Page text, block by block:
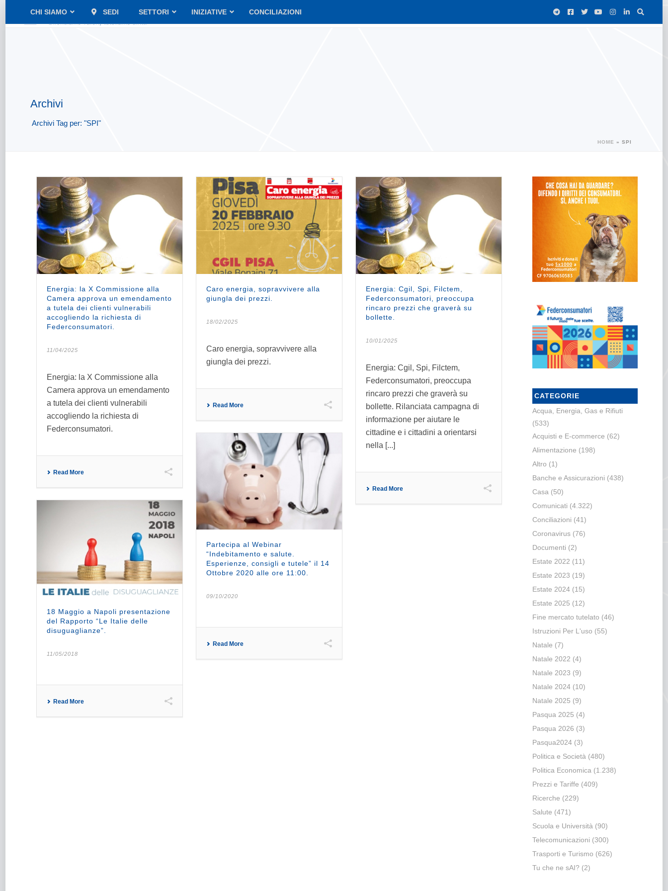
CHI SIAMO SEDI SETTORI INIZIATIVE CONCILIAZIONI
Archivi
Archivi Tag per: "SPI"
HOME » SPI
Energia: la X Commissione alla
Camera approva un emendamento
a tutela dei clienti vulnerabili
accogliendo la richiesta di
Federconsumatori.
11/04/2025
Energia: la X Commissione alla
Camera approva un emendamento
a tutela dei clienti vulnerabili
accogliendo la richiesta di
Federconsumatori.
Read More
Caro energia, sopravvivere alla
giungla dei prezzi.
18/02/2025
Caro energia, sopravvivere alla
giungla dei prezzi.
Read More
Energia: Cgil, Spi, Filctem,
Federconsumatori, preoccupa
rincaro prezzi che graverà su
bollette.
10/01/2025
Energia: Cgil, Spi, Filctem,
Federconsumatori, preoccupa
rincaro prezzi che graverà su
bollette. Rilanciata campagna di
informazione per aiutare le
cittadine e i cittadini a orientarsi
nella [...]
Read More
Partecipa al Webinar
“Indebitamento e salute.
Esperienze, consigli e tutele” il 14
Ottobre 2020 alle ore 11:00.
09/10/2020
Read More
18 Maggio a Napoli presentazione
del Rapporto “Le Italie delle
disuguaglianze”.
11/05/2018
Read More
CATEGORIE
Acqua, Energia, Gas e Rifiuti
(533)
Acquisti e E-commerce (62)
Alimentazione (198)
Altro (1)
Banche e Assicurazioni (438)
Casa (50)
Comunicati (4.322)
Conciliazioni (41)
Coronavirus(76)
Documenti (2)
Estate 2022 (11)
Estate 2023 (19)
Estate 2024(15)
Estate 2025 (12)
Fine mercato tutelato (46)
Istruzioni Per L'uso (55)
Natale (7)
Natale 2022 (4)
Natale 2023 (9)
Natale 2024(10)
Natale 2025 (9)
Pasqua 2025 (4)
Pasqua 2026 (3)
Pasqua2024(3)
Politica e Società (480)
Politica Economica (1.238)
Prezzi e Tariffe (409)
Ricerche (229)
Salute (471)
Scuola e Università (90)
Telecomunicazioni (300)
Trasporti e Turismo (626)
Tu che ne sAI? (2)